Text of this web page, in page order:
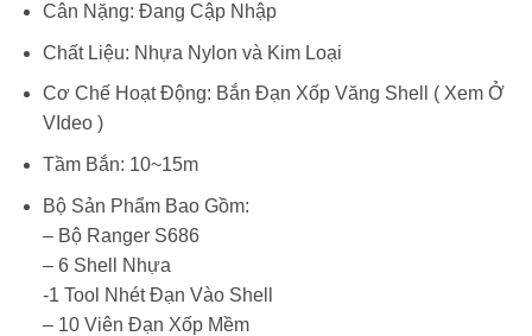
đến
2.200.000 ₫
Cân Nặng: Đang Cập Nhập
Chất Liệu: Nhựa Nylon và Kim Loại
Cơ Chế Hoạt Động: Bắn Đạn Xốp Văng Shell ( Xem Ở
VIdeo )
Tầm Bắn: 10~15m
Bộ Sản Phẩm Bao Gồm:
– Bộ Ranger S686
– 6 Shell Nhựa
-1 Tool Nhét Đạn Vào Shell
– 10 Viên Đạn Xốp Mềm